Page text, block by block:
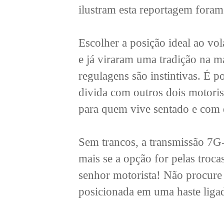
ilustram esta reportagem
Escolher a posição ideal ao
e já viraram uma tradição na
regulagens são instintivas. É
divida com outros dois
para quem vive sentado e com
Sem trancos, a transmissão
mais se a opção for pelas
senhor motorista! Não
posicionada em uma haste